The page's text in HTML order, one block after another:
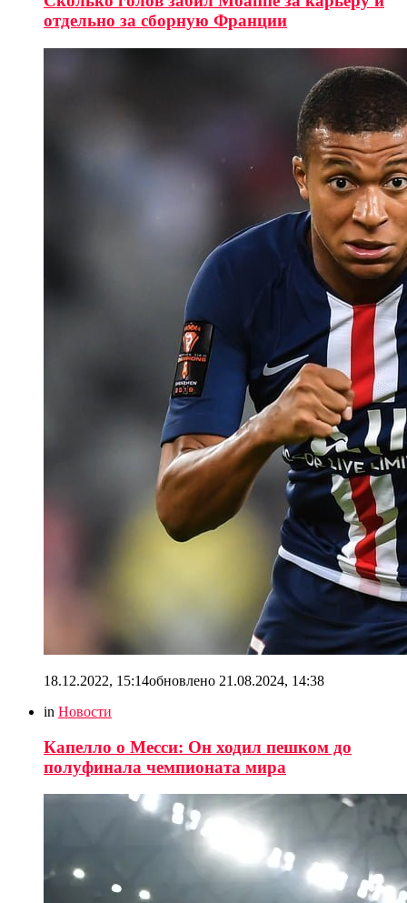
отдельно за сборную Франции
18.12.2022, 15:14обновлено 21.08.2024, 14:38
in Новости
Капелло о Месси: Он ходил пешком до
полуфинала чемпионата мира